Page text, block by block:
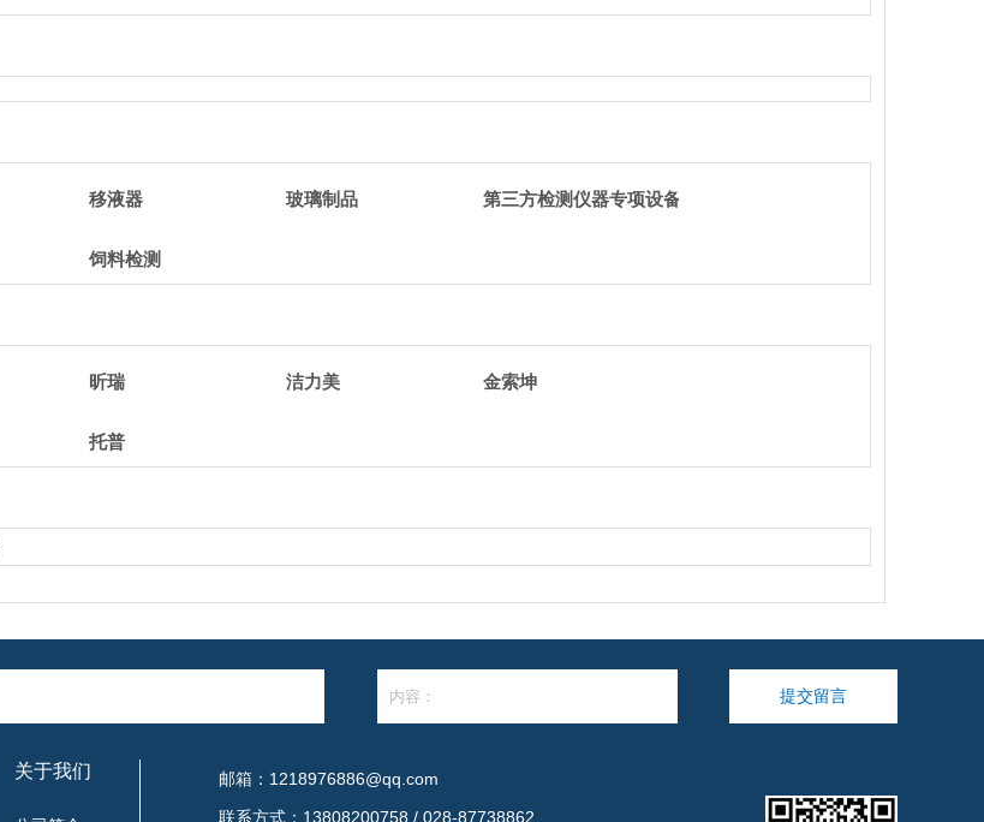
移液器 玻璃制品 第三方检测仪器专项设备
饲料检测
昕瑞 洁力美 金索坤
托普
提交留言
关于我们
邮箱：1218976886@qq.com
联系方式：13808200758 / 028-87738862